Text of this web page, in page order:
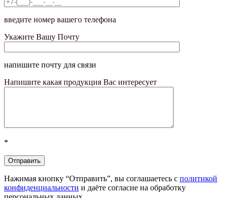
введите номер вашего телефона
Укажите Вашу Почту
напишите почту для связи
Напишите какая продукция Вас интересует
*
Нажимая кнопку “Отправить”, вы соглашаетесь с политикой
конфиденциальности и даёте согласие на обработку